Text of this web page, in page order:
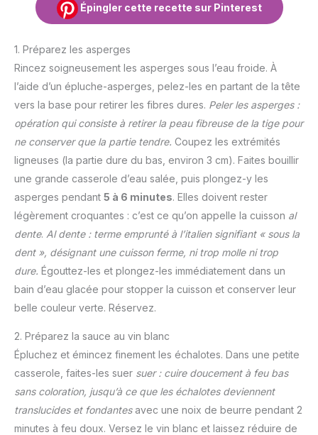
Épingler cette recette sur Pinterest
1. Préparez les asperges
Rincez soigneusement les asperges sous l’eau froide. À
l’aide d’un épluche-asperges, pelez-les en partant de la tête
vers la base pour retirer les fibres dures. Peler les asperges :
opération qui consiste à retirer la peau fibreuse de la tige pour
ne conserver que la partie tendre. Coupez les extrémités
ligneuses (la partie dure du bas, environ 3 cm). Faites bouillir
une grande casserole d’eau salée, puis plongez-y les
asperges pendant 5 à 6 minutes. Elles doivent rester
légèrement croquantes : c’est ce qu’on appelle la cuisson al
dente. Al dente : terme emprunté à l’italien signifiant « sous la
dent », désignant une cuisson ferme, ni trop molle ni trop
dure. Égouttez-les et plongez-les immédiatement dans un
bain d’eau glacée pour stopper la cuisson et conserver leur
belle couleur verte. Réservez.
2. Préparez la sauce au vin blanc
Épluchez et émincez finement les échalotes. Dans une petite
casserole, faites-les suer suer : cuire doucement à feu bas
sans coloration, jusqu’à ce que les échalotes deviennent
translucides et fondantesavec une noix de beurre pendant 2
minutes à feu doux. Versez le vin blanc et laissez réduire de